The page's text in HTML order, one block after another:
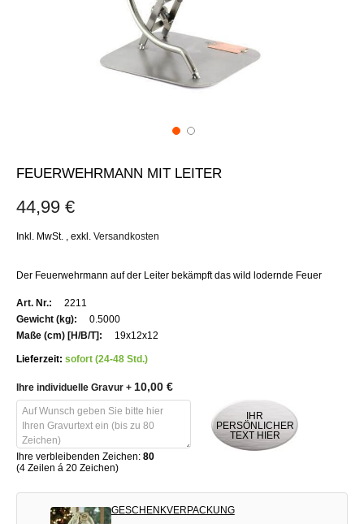
FEUERWEHRMANN MIT LEITER
44,99 €
Inkl. MwSt. exkl. Versandkosten
Der Feuerwehrmann auf der Leiter bekämpft das wild lodernde Feuer
Weitere
Informationen
2211
0.5000
19x12x12
Lieferzeit: sofort (24-48 Std.)
Ihre individuelle Gravur + 10,00 €
IHR
PERSÖNLICHER
TEXT HIER
Ihre verbleibenden Zeichen: 80
(4 Zeilen á 20 Zeichen)
GESCHENKVERPACKUNG